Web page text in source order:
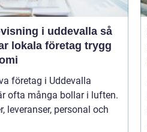
i uddevalla så
lokala företag trygg
företag i Uddevalla
ofta många bollar i luften.
leveranser, personal och